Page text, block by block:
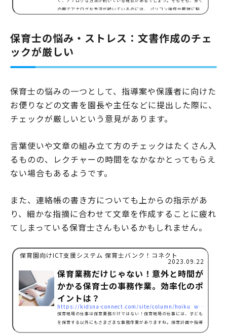
の園でアナログな方法が続いているのには、 パソコン操作や管理に馴
のあたたかみが感じられやすいといった良さもあるといわれています。
「職員のあたたかみが感じられやすい」というのは、手書…
保育士の悩み・ストレス：文書作成のチェ
ックが厳しい
保育士の悩みの一つとして、指導案や保護者に向けた
お便りなどの文書を園長や主任などに提出した際に、
チェックが厳しいという意見があります。
言葉使いや文章の組み立て方のチェックはたくさん入
るものの、レクチャーの時間をなかなかとってもらえ
ない場合もあるようです。
また、連絡帳の書き方についても上からの指示があ
り、細かな指摘に合わせて文章を作成することに疲れ
てしまっている保育士さんもいるかもしれません。
保育園向けICT支援システム 保育士バンク！コネクト
2023.09.22
保育業務だけじゃない！意外と時間が
かかる保育士の事務作業。効率化のポ
イントは？
https://kidsna-connect.com/site/column/hoiku_workstyle/754
保育現場の仕事は保育業務だけではない！保育現場の仕事には、子ども
を保育する以外にもさまざまな事務作業がありますね。保育計画や指導
案の作成、連絡帳や保育日誌の記入、そのほかにもさまざまな提出書類